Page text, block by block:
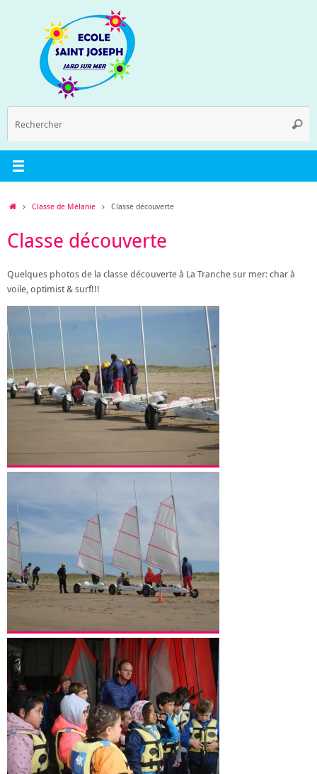
AccueilClasse de Mélanie Classe découverte
Classe découverte
Quelques photos de la classe découverte à La Tranche sur mer: char à
voile, optimist & surf!!!